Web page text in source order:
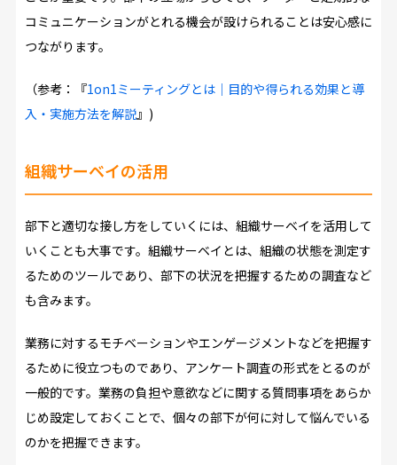
コミュニケーションがとれる機会が設けられることは安心感に
つながります。
（参考：『1on1ミーティングとは｜目的や得られる効果と導
入・実施方法を解説』)
組織サーベイの活用
部下と適切な接し方をしていくには、組織サーベイを活用して
いくことも大事です。組織サーベイとは、組織の状態を測定す
るためのツールであり、部下の状況を把握するための調査など
も含みます。
業務に対するモチベーションやエンゲージメントなどを把握す
るために役立つものであり、アンケート調査の形式をとるのが
一般的です。業務の負担や意欲などに関する質問事項をあらか
じめ設定しておくことで、個々の部下が何に対して悩んでいる
のかを把握できます。